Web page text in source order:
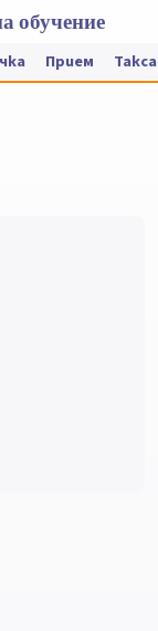
обучение
Прием